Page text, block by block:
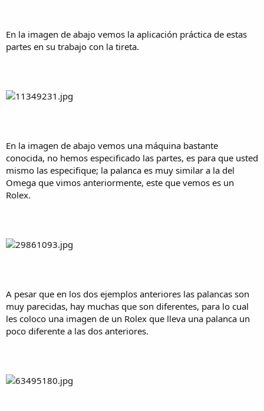
En la imagen de abajo vemos la aplicación práctica de estas
partes en su trabajo con la tireta.
En la imagen de abajo vemos una máquina bastante
conocida, no hemos especificado las partes, es para que usted
mismo las especifique; la palanca es muy similar a la del
Omega que vimos anteriormente, este que vemos es un
Rolex.
A pesar que en los dos ejemplos anteriores las palancas son
muy parecidas, hay muchas que son diferentes, para lo cual
les coloco una imagen de un Rolex que lleva una palanca un
poco diferente a las dos anteriores.